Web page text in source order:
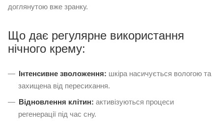
доглянутою вже зранку.
Що дає регулярне використання
нічного крему:
Інтенсивне зволоження: шкіра насичується вологою та
захищена від пересихання.
Відновлення клітин: активізуються процеси
регенерації під час сну.